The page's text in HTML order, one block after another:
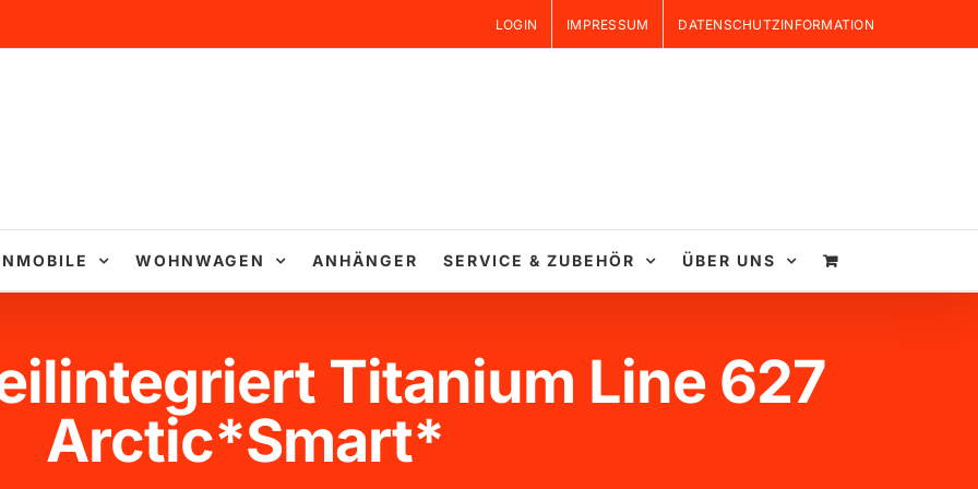
LOGIN IMPRESSUM DATENSCHUTZINFORMATION
WOHNWAGEN ANHÄNGER SERVICE & ZUBEHÖR ÜBER UNS
Titanium Line 627
Arctic*Smart*